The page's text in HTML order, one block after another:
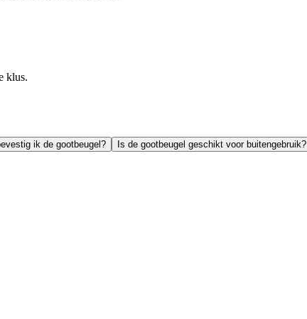
klus.
ik de gootbeugel? Is de gootbeugel geschikt voor buitengebruik?